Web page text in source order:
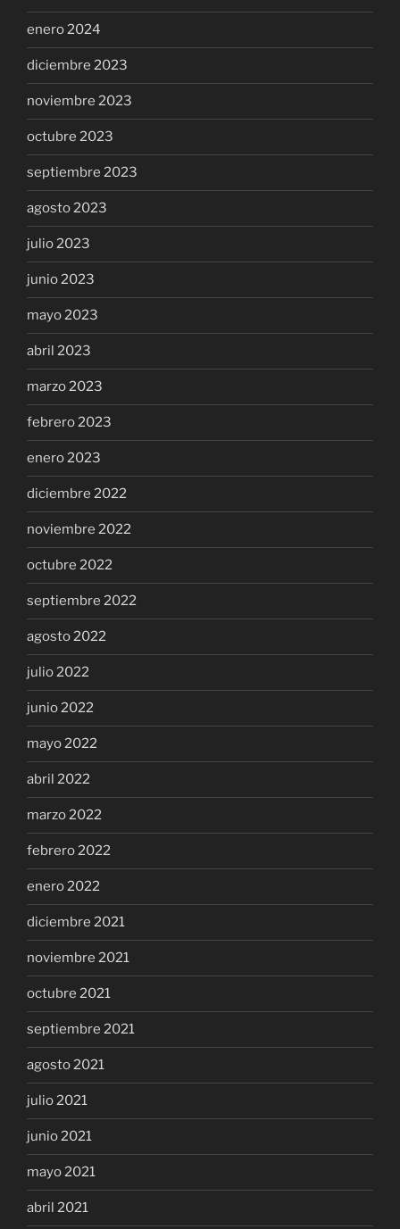
enero 2024
diciembre 2023
noviembre 2023
octubre 2023
septiembre 2023
agosto 2023
julio 2023
junio 2023
mayo 2023
abril 2023
marzo 2023
febrero 2023
enero 2023
diciembre 2022
noviembre 2022
octubre 2022
septiembre 2022
agosto 2022
julio 2022
junio 2022
mayo 2022
abril 2022
marzo 2022
febrero 2022
enero 2022
diciembre 2021
noviembre 2021
octubre 2021
septiembre 2021
agosto 2021
julio 2021
junio 2021
mayo 2021
abril 2021